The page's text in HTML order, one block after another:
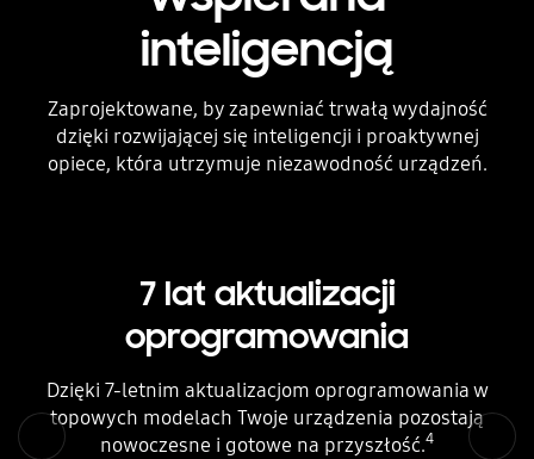
inteligencją
Zaprojektowane, by zapewniać trwałą wydajność
dzięki rozwijającej się inteligencji i proaktywnej
opiece, która utrzymuje niezawodność urządzeń.
7 lat aktualizacji
oprogramowania
Dzięki 7-letnim aktualizacjom oprogramowania w
topowych modelach Twoje urządzenia pozostają
nowoczesne i gotowe na przyszłość.4